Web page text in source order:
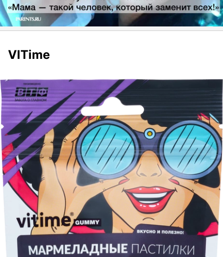
VITime